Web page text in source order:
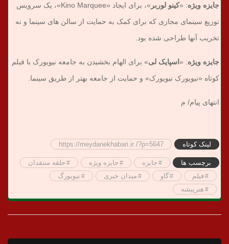
جایزه ویژه: «کینو لوربر
»، برای ایجاد «Kino Marquee»، یک سرویس
توزیع سینمای مجازی که برای کمک به حمایت از سالن های سینما و نه
تخریب آنها طراحی شده بود.
جایزه ویژه: « اسپایک لی» برای الهام بخشیدن به جامعه نیویورک با فیلم
کوتاه «نیویورک نیویورک» و حمایت از جامعه بهتر از طریق سینما.
انتهای پیام/ م
لینک کوتاه https://meydanekhabari.ir /?p=5647
برچسب ها جایزه جایزه ویژه
حلقه منتقدان
فیلم
گاو میدان خبری
نیویورگ
هنرپیشه